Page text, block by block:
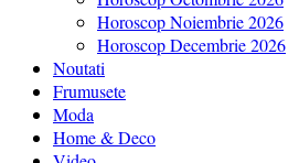
Horoscop Noiembrie 2026
Horoscop Decembrie 2026
Noutati
Frumusete
Moda
Home & Deco